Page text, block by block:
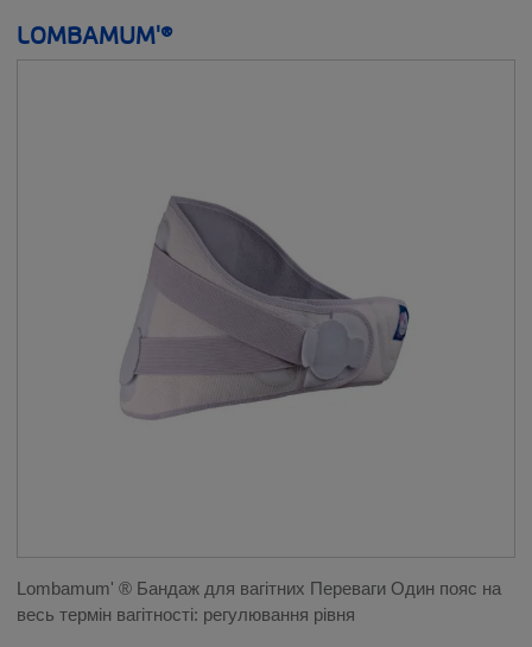
ВИРОБИ ДЛЯ ЖІНОК ПІСЛЯ
LOMBAMUM'®
Lombamum' ® Бандаж для вагітних Переваги Один пояс на
весь термін вагітності: регулювання рівня